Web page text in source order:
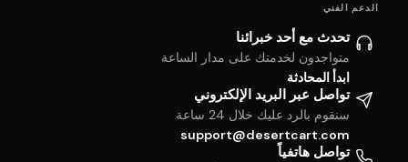
الدعم الفني
تحدث مع أحد خبرائنا
متواجدون لخدمتك على مدار الساعة
ابدأ المحادثة
تواصل عبر البريد الإلكتروني
سنقوم بالرد عليك خلال 24 ساعة
support@desertcart.com
تواصل هاتفياً